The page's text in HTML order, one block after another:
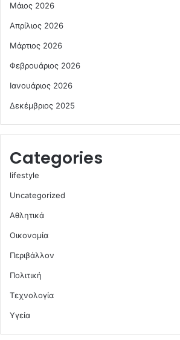
Μάιος 2026
Απρίλιος 2026
Μάρτιος 2026
Φεβρουάριος 2026
Ιανουάριος 2026
Δεκέμβριος 2025
Categories
lifestyle
Uncategorized
Αθλητικά
Οικονομία
Περιβάλλον
Πολιτική
Τεχνολογία
Υγεία